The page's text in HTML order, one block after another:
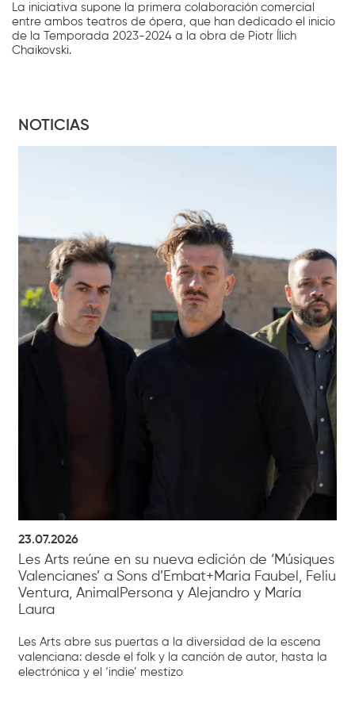
La iniciativa supone la primera colaboración comercial
entre ambos teatros de ópera, que han dedicado el inicio
de la Temporada 2023-2024 a la obra de Piotr Ílich
Chaikovski.
NOTICIAS
23.07.2026
Les Arts reúne en su nueva edición de ‘Músiques
Valencianes’ a Sons d’Embat+Maria Faubel, Feliu
Ventura, AnimalPersona y Alejandro y María
Laura
Les Arts abre sus puertas a la diversidad de la escena
valenciana: desde el folk y la canción de autor, hasta la
electrónica y el ‘indie’ mestizo